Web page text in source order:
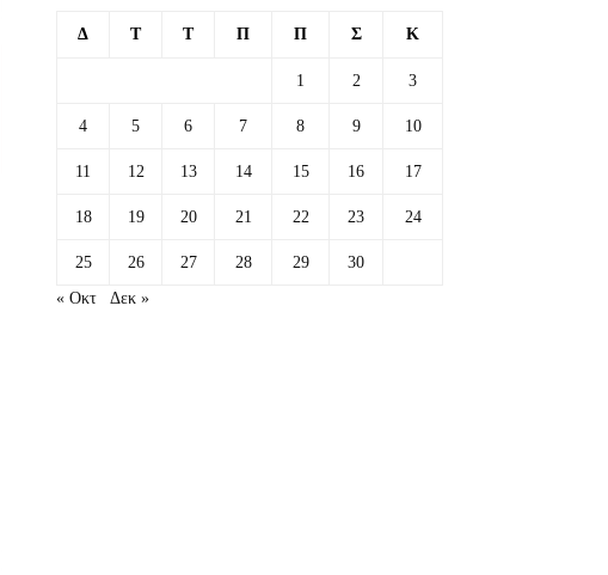
Δ Τ Τ Π Π Σ Κ
1 2 3
4 5 6 7 8 9 10
11 12 13 14 15 16 17
18 19 20 21 22 23 24
25 26 27 28 29
30
« Οκτ
Δεκ »